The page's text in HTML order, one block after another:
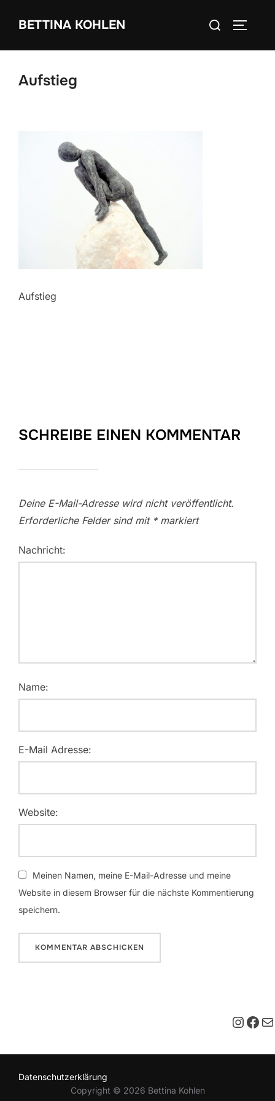
InhaltBETTINA KOHLEN
Suchen
Aufstieg
Aufstieg
SCHREIBE EINEN KOMMENTAR
Deine E-Mail-Adresse wird nicht veröffentlicht.
Erforderliche Felder sind mit *markiert
Nachricht:
Name:
E-Mail Adresse:
Website:
Meinen Namen, meine E-Mail-Adresse und meine
Website in diesem Browser für die nächste Kommentierung
speichern.
E-
Datenschutzerklärung
Copyright © 2026 Bettina Kohlen